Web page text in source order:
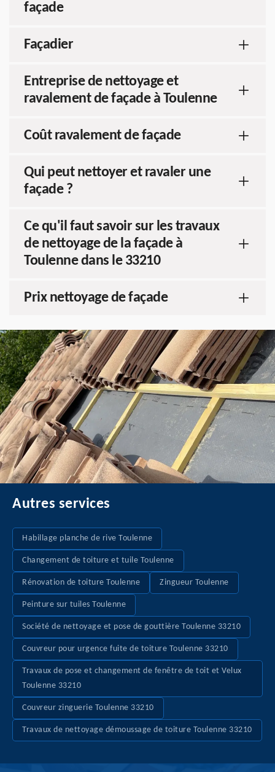
façade
Façadier
Entreprise de nettoyage et
ravalement de façade à Toulenne
Coût ravalement de façade
Qui peut nettoyer et ravaler une
façade ?
Ce qu'il faut savoir sur les travaux
de nettoyage de la façade à
Toulenne dans le 33210
Prix nettoyage de façade
Autres services
Habillage planche de rive Toulenne
Changement de toiture et tuile Toulenne
Rénovation de toiture Toulenne Zingueur Toulenne
Peinture sur tuiles Toulenne
Société de nettoyage et pose de gouttière Toulenne 33210
Couvreur pour urgence fuite de toiture Toulenne 33210
Travaux de pose et changement de fenêtre de toit et Velux
Toulenne 33210
Couvreur zinguerie Toulenne 33210
Travaux de nettoyage démoussage de toiture Toulenne 33210